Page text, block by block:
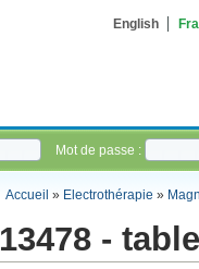
English
Mot de passe :
Accueil » Electrothérapie»
13478 -